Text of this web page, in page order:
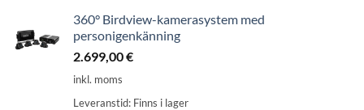
360° Birdview-kamerasystem med
personigenkänning
2.699,00€
inkl. moms
Leveranstid: Finns i lager